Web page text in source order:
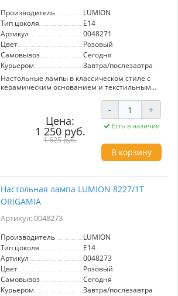
Производитель
LUMION
Тип цоколя
E14
Артикул
0048271
Цвет
Розовый
Самовывоз
Сегодня
Курьером
Завтра/послезавтра
Настольные лампы в классическом стиле с
керамическим основанием и текстильным
или детскую. Ухаживать за таким
светильником очень просто. Трендовые цвета
позволяют сочетать лампы с остальным
интерьером. Мягкий, приглушенный свет
создает атмосферу уюта. Выключатель на
Цена:
1 250 руб.
1 625 руб.
- +
Есть в наличии
В корзину
Настольная лампа LUMION 8227/1T
ORIGAMIA
Артикул: 0048273
Производитель
LUMION
Тип цоколя
E14
Артикул
0048273
Цвет
Розовый
Самовывоз
Сегодня
Курьером
Завтра/послезавтра